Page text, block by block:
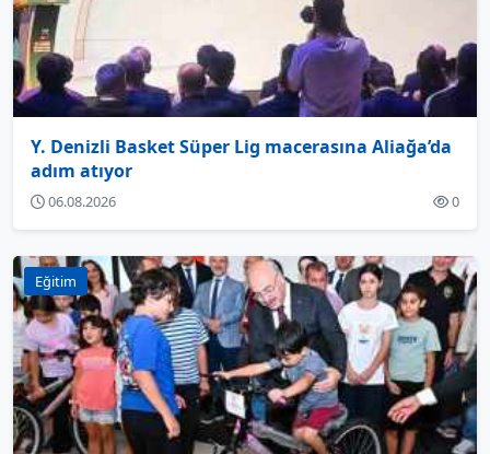
Y. Denizli Basket Süper Lig macerasına Aliağa’da
adım atıyor
06.08.2026 0
Eğitim